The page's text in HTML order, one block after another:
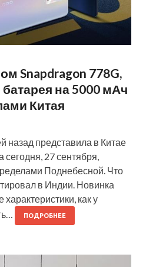
Snapdragon 778G,
батарея на 5000 мАч
Китая
назад представила в Китае
27 сентября,
Поднебесной. Что
в Индии. Новинка
как у
ПОДРОБНЕЕ